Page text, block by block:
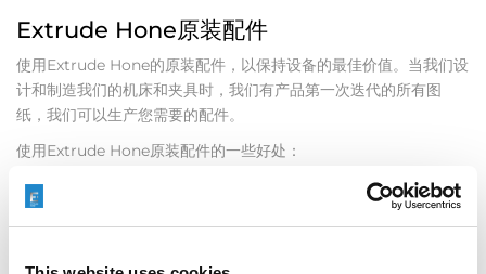
Extrude Hone原装配件
使用Extrude Hone的原装配件，以保持设备的最佳价值。当我们设
计和制造我们的机床和夹具时，我们有产品第一次迭代的所有图
纸，我们可以生产您需要的配件。
使用Extrude Hone原装配件的一些好处：
• 我们做的正是您在使用的。
• 有必要的话，我们可以提供最新的开发版本，为您带来更多的价